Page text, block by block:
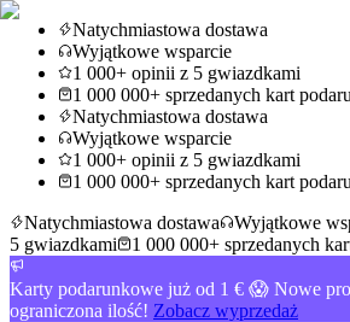
Natychmiastowa dostawa
Wyjątkowe wsparcie
1 000+ opinii z 5 gwiazdkami
1 000 000+ sprzedanych kart
Natychmiastowa dostawa
Wyjątkowe wsparcie
1 000+ opinii z 5 gwiazdkami
1 000 000+ sprzedanych kart
Natychmiastowa dostawa
Wyjątkowe
5 gwiazdkami
1 000 000+ sprzedanych
Karty podarunkowe już od 1 € 😱 Nowe
ograniczona ilość! Zobacz wyprzedaż